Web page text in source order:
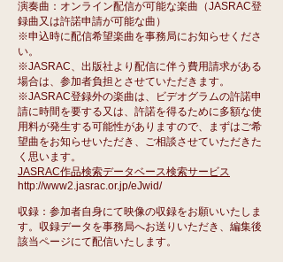
演奏曲：オンライン配信が可能な楽曲（JASRAC登
録曲又は許諾申請が可能な曲）
※申込時に配信希望楽曲を事務局にお知らせくださ
い。
※JASRAC、出版社より配信に伴う費用請求がある
場合は、参加者負担とさせていただきます。
※JASRAC登録外の楽曲は、ビデオグラムの許諾申
請に時間を要する又は、許諾を得るために多額な使
用料が発生する可能性がありますので、まずはご希
望曲をお知らせいただき、ご相談させていただきた
く思います。
JASRAC作品検索データベース検索サービス
http://www2.jasrac.or.jp/eJwid/
収録：参加者自身にて映像の収録をお願いいたしま
す。収録データを事務局へお送りいただき、編集後
該当ページにて配信いたします。